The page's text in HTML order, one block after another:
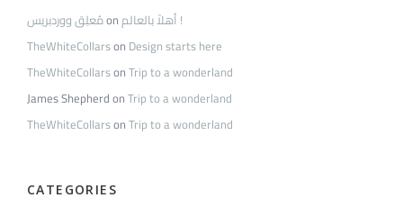
مُعلِق ووردبريسon
أهلاً بالعالم !
TheWhiteCollarson Design starts here
TheWhiteCollarsonTrip to a wonderland
James ShepherdonTrip to a wonderland
TheWhiteCollarsonTrip to a wonderland
CATEGORIES